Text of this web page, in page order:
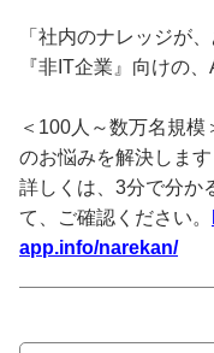
「社内のナレッジが
『非IT企業』向けの
＜100人～数万名規
のお悩みを解決します
詳しくは、3分で分か
て、ご確認ください。
app.info/narekan/